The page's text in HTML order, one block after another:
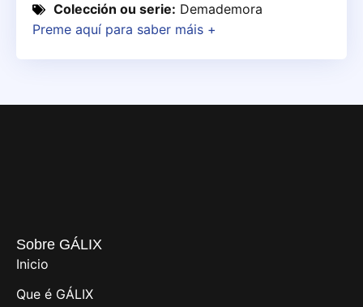
Colección ou serie: Demademora
Preme aquí para saber máis +
Sobre GÁLIX
Inicio
Que é GÁLIX